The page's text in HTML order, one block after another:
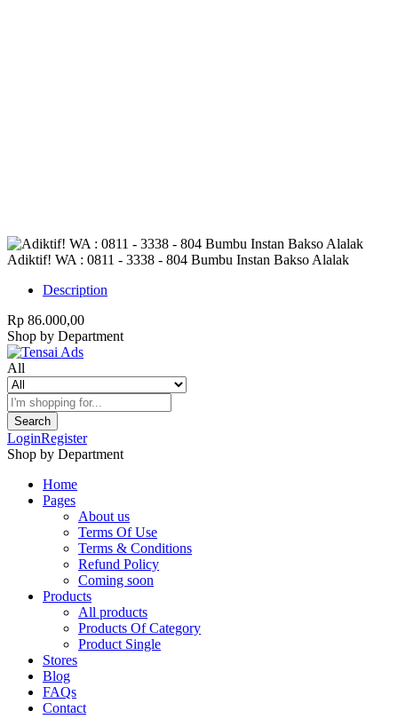
Adiktif! WA : 0811 - 3338 - 804 Bumbu Instan Bakso Alalak
Description
Rp 86.000,00
Shop by Department
All
Search
LoginRegister
Shop by Department
Home
Pages
About us
Terms Of Use
Terms & Conditions
Refund Policy
Coming soon
Products
All products
Products Of Category
Product Single
Stores
Blog
FAQs
Contact